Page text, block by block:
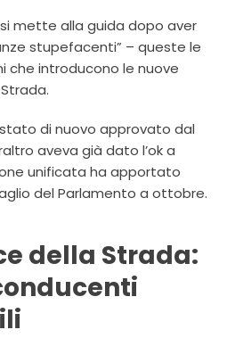
mette alla guida dopo aver
stupefacenti” – queste le
che introducono le nuove
di nuovo approvato dal
aveva già dato l’ok a
unificata ha apportato
del Parlamento a ottobre.
della Strada: